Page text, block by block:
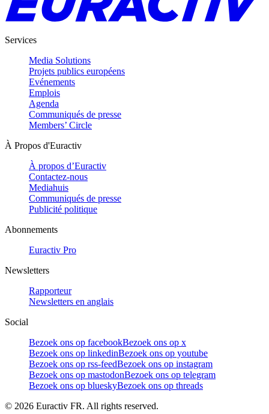
Services
Media Solutions
Projets publics européens
Evénements
Emplois
Agenda
Communiqués de presse
Members’ Circle
À Propos d'Euractiv
À propos d’Euractiv
Contactez-nous
Mediahuis
Communiqués de presse
Publicité politique
Abonnements
Euractiv Pro
Newsletters
Rapporteur
Newsletters en anglais
Social
Bezoek ons op facebookBezoek ons op x
Bezoek ons op linkedinBezoek ons op youtube
Bezoek ons op rss-feedBezoek ons op instagram
Bezoek ons op mastodonBezoek ons op telegram
Bezoek ons op blueskyBezoek ons op threads
© 2026 Euractiv FR. All rights reserved.